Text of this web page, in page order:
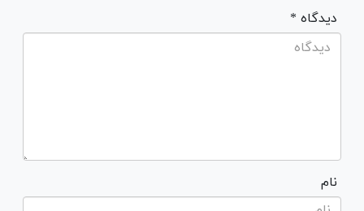
* دیدگاه
نام